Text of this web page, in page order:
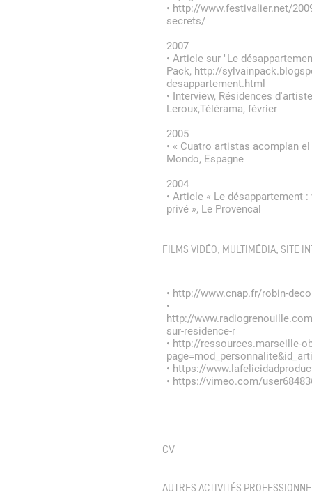
• http://www.festivalier.net/
secrets/
2007
• Article sur "Le
Pack, http://
desappartement.html
• Interview, Résidences
Leroux,Télérama, février
2005
• « Cuatro artistas acomplan
Mondo, Espagne
2004
• Article « Le désappartement
privé », Le Provencal
FILMS VIDÉO, MULTIMÉDIA, SITE
• http://www.cnap.fr/robin-
•
http://
sur-residence-r
• http://ressources.marseille-
• https://
• https://vimeo.com/
CV
AUTRES ACTIVITÉS